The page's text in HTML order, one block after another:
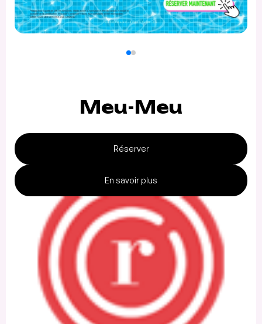
Meu-Meu
Réserver
En savoir plus